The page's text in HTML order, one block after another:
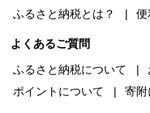
ふるさと納税とは？
便
よくあるご質問
ふるさと納税について
ポイントについて
寄附